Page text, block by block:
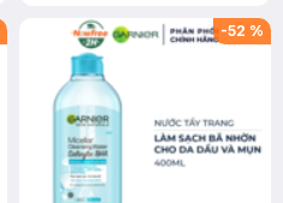
-52 %